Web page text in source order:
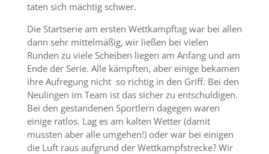
taten sich mächtig schwer.
Die Startserie am ersten Wettkampftag war bei allen
dann sehr mittelmäßig, wir ließen bei vielen
Runden zu viele Scheiben liegen am Anfang und am
Ende der Serie. Alle kämpften, aber einige bekamen
ihre Aufregung nicht so richtig in den Griff. Bei den
Neulingen im Team ist das sicher zu entschuldigen.
Bei den gestandenen Sportlern dagegen waren
einige ratlos. Lag es am kalten Wetter (damit
mussten aber alle umgehen!) oder war bei einigen
die Luft raus aufgrund der Wettkampfstrecke? Wir